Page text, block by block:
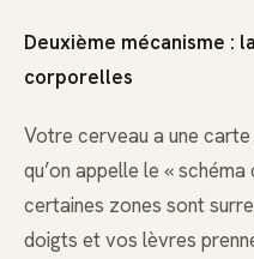
Deuxième mécanisme :
corporelles
Votre cerveau a une
qu’on appelle le «
certaines zones sont
doigts et vos lèvres